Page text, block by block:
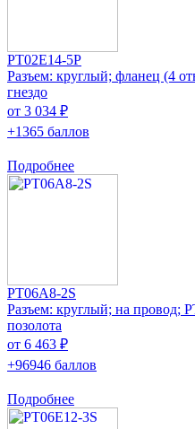
PT02E14-5P
Разъем: круглый; фланец (4
гнездо
от 3 034 ₽
+1365 баллов
Подробнее
PT06A8-2S
Разъем: круглый; на провод;
позолота
от 6 463 ₽
+96946 баллов
Подробнее